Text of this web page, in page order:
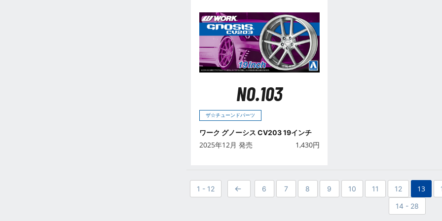
NO.103
ザ☆チューンドパーツ
ワーク グノーシス CV203 19インチ
2025年12月 発売 1,430円
1 - 12 6 7 8 9 10 11 12 13
14 - 28